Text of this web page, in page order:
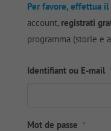
Per favore, effettua
account, registrati
programma (storie e
Identifiant ou E-mail
Mot de passe *